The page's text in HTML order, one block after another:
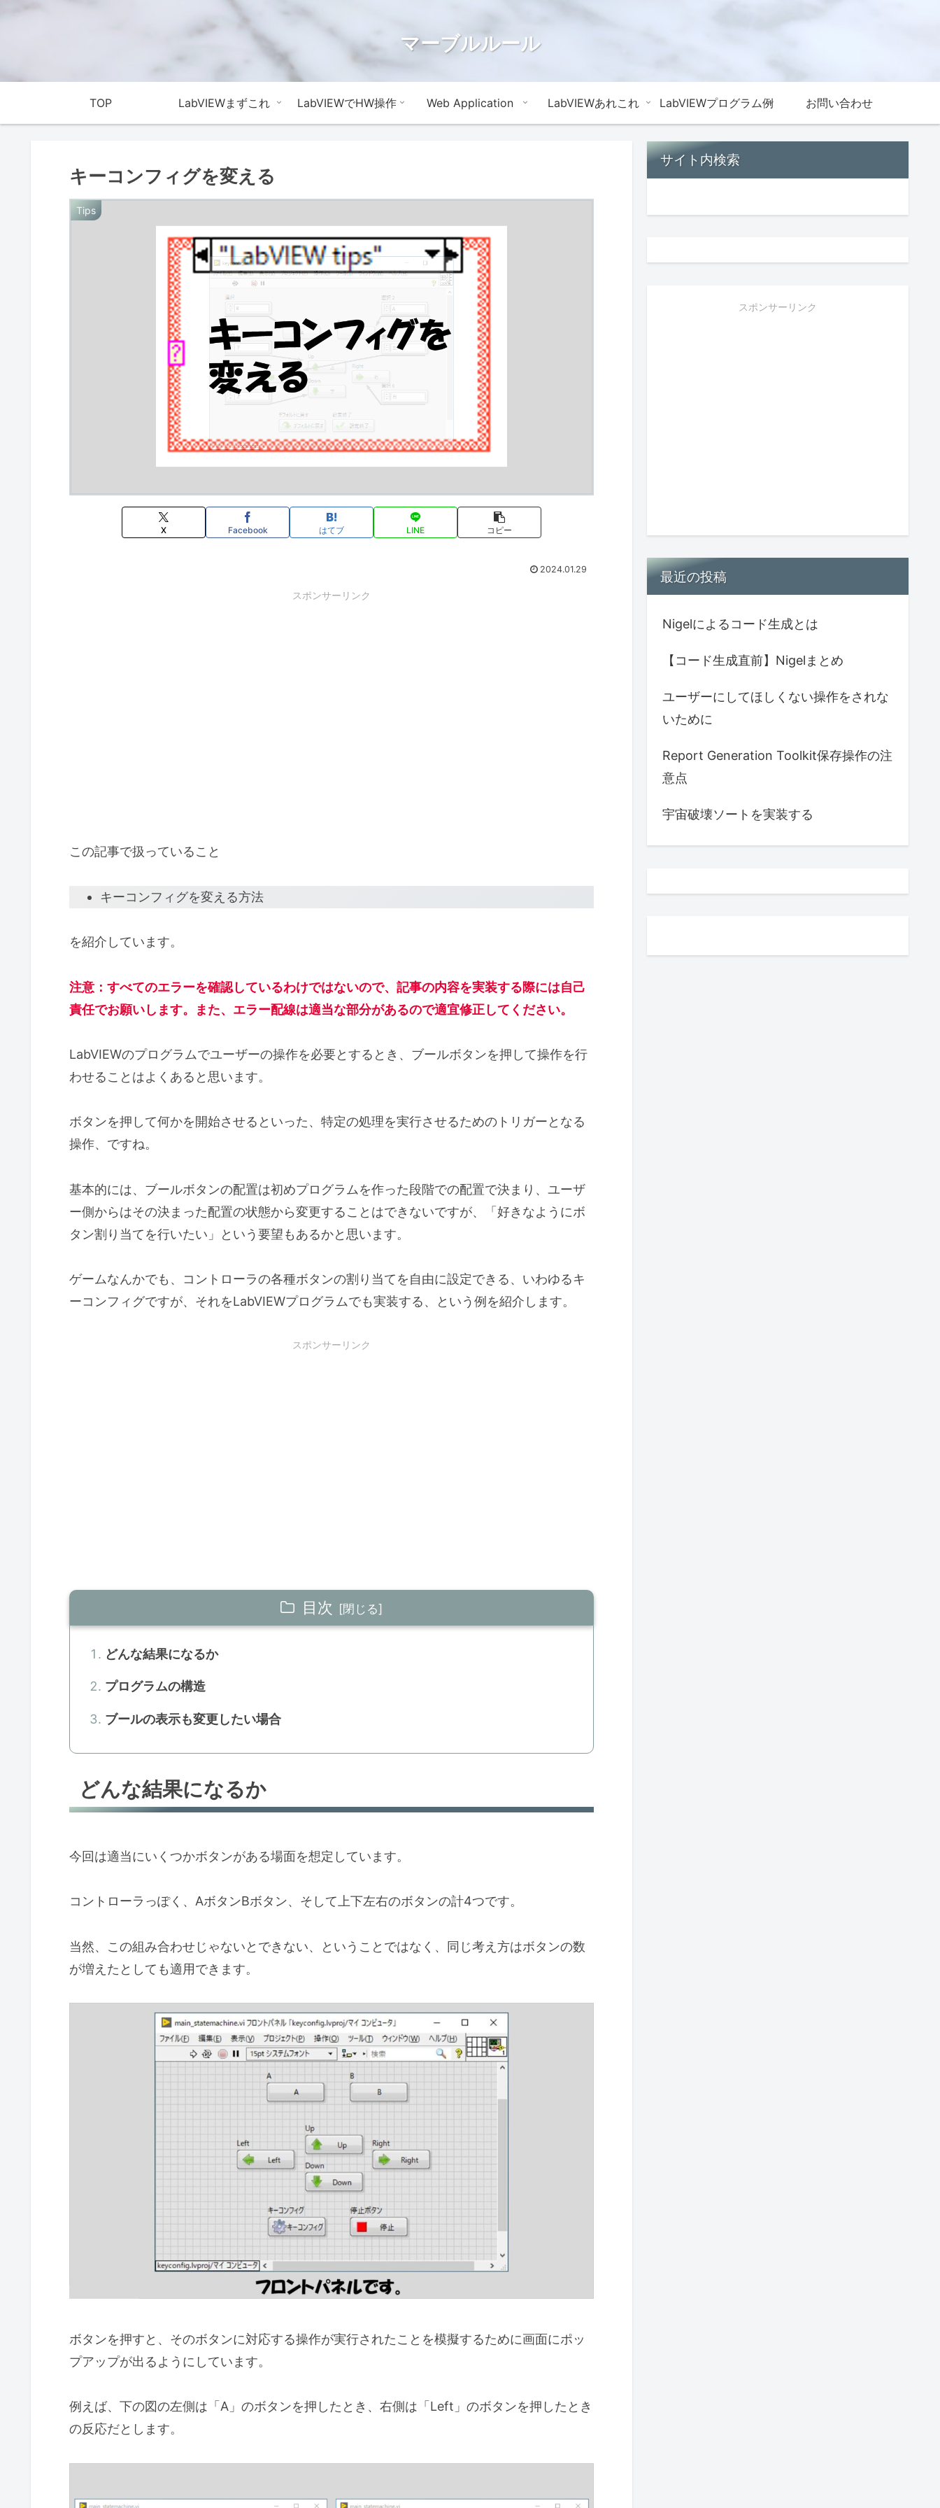
マーブルルール
TOP LabVIEWまずこれ LabVIEWでHW操作 Web Application LabVIEWあれこれ LabVIEWプログラム例 お問い合わせ
キーコンフィグを変える
Tips
X Facebook はてブ LINE コピー
2024.01.29
スポンサーリンク
この記事で扱っていること
キーコンフィグを変える方法
を紹介しています。
注意：すべてのエラーを確認しているわけではないので、記事の内容を実装する際には自己
責任でお願いします。また、エラー配線は適当な部分があるので適宜修正してください。
LabVIEWのプログラムでユーザーの操作を必要とするとき、ブールボタンを押して操作を行
わせることはよくあると思います。
ボタンを押して何かを開始させるといった、特定の処理を実行させるためのトリガーとなる
操作、ですね。
基本的には、ブールボタンの配置は初めプログラムを作った段階での配置で決まり、ユーザ
ー側からはその決まった配置の状態から変更することはできないですが、「好きなようにボ
タン割り当てを行いたい」という要望もあるかと思います。
ゲームなんかでも、コントローラの各種ボタンの割り当てを自由に設定できる、いわゆるキ
ーコンフィグですが、それをLabVIEWプログラムでも実装する、という例を紹介します。
スポンサーリンク
目次
どんな結果になるか
プログラムの構造
ブールの表示も変更したい場合
どんな結果になるか
今回は適当にいくつかボタンがある場面を想定しています。
コントローラっぽく、AボタンBボタン、そして上下左右のボタンの計4つです。
当然、この組み合わせじゃないとできない、ということではなく、同じ考え方はボタンの数
が増えたとしても適用できます。
ボタンを押すと、そのボタンに対応する操作が実行されたことを模擬するために画面にポッ
プアップが出るようにしています。
例えば、下の図の左側は「A」のボタンを押したとき、右側は「Left」のボタンを押したとき
の反応だとします。
サイト内検索
スポンサーリンク
最近の投稿
Nigelによるコード生成とは
【コード生成直前】Nigelまとめ
ユーザーにしてほしくない操作をされな
いために
Report Generation Toolkit保存操作の注
意点
宇宙破壊ソートを実装する